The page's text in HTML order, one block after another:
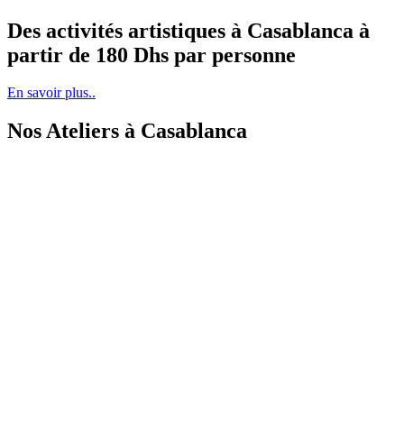
Des activités artistiques à Casablanca à
partir de 180 Dhs par personne​​
En savoir plus..
Nos Ateliers à Casablanca